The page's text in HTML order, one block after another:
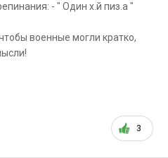
- " Один х.й пиз.а "
военные могли кратко,
3